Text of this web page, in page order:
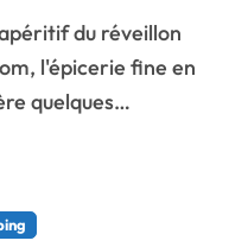
l'épicerie fine en
quelques…